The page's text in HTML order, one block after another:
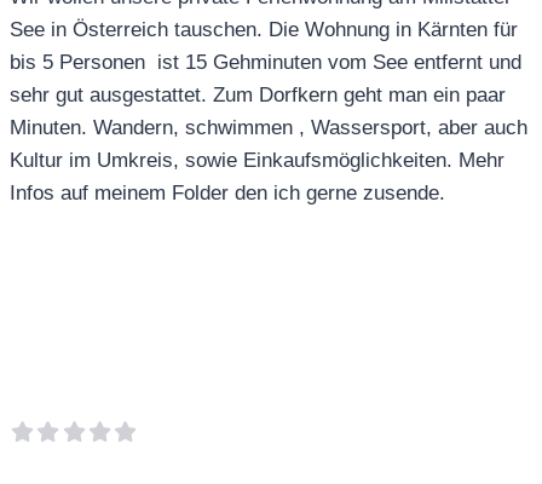
See in Österreich tauschen. Die Wohnung in Kärnten für
bis 5 Personen ist 15 Gehminuten vom See entfernt und
sehr gut ausgestattet. Zum Dorfkern geht man ein paar
Minuten. Wandern, schwimmen , Wassersport, aber auch
Kultur im Umkreis, sowie Einkaufsmöglichkeiten. Mehr
Infos auf meinem Folder den ich gerne zusende.